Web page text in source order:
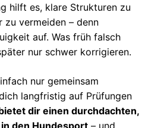
hilft es, klare Strukturen zu
zu vermeiden – denn
auf. Was früh falsch
nur schwer korrigieren.
nur gemeinsam
langfristig auf Prüfungen
dir einen durchdachten,
den Hundesport – und